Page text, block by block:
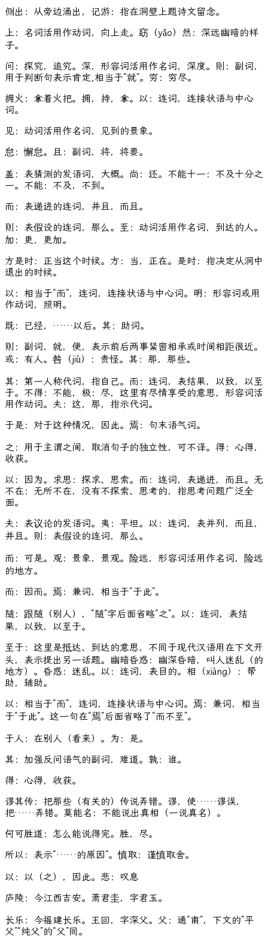
侧出：从旁边涌出，记游：指在洞壁上题诗文留念。
上：名词活用作动词，向上走。窈（yǎo）然：深远幽暗的样
子。
问：探究，追究。深，形容词活用作名词，深度。则：副词，
用于判断句表示肯定,相当于“就”。穷：穷尽。
拥火：拿着火把。拥，持，拿。以：连词，连接状语与中心
词。
见：动词活用作名词，见到的景象。
怠：懈怠。且：副词，将，将要。
盖：表猜测的发语词，大概。尚：还。不能十一：不及十分之
一。不能：不及，不到。
而：表递进的连词，并且，而且。
则：表假设的连词，那么。至：动词活用作名词，到达的人。
加：更，更加。
方是时：正当这个时候。方：当，正在。是时：指决定从洞中
退出的时候。
以：相当于“而”，连词，连接状语与中心词。明：形容词或用
作动词，照明。
既：已经，……以后。其：助词。
则：副词，就，便，表示前后两事紧密相承或时间相距很近。
或：有人。咎（jiù）：责怪。其：那，那些。
其：第一人称代词，指自己。而：连词，表结果，以致，以至
于。不得：不能，极：尽，这里有尽情享受的意思，形容词活
用作动词。夫：这，那，指示代词。
于是：对于这种情况，因此。焉：句末语气词。
之：用于主谓之间，取消句子的独立性，可不译。得：心得，
收获。
以：因为。求思：探求、思索。而：连词，表递进，而且。无
不在：无所不在，没有不探索、思考的，指思考问题广泛全
面。
夫：表议论的发语词。夷：平坦。以：连词，表并列，而且，
并且。则：表假设的连词，那么。
而：可是。观：景象，景观。险远，形容词活用作名词，险远
的地方。
而：因而。焉：兼词，相当于“于此”。
随：跟随（别人），“随”字后面省略“之”。以：连词，表结
果，以致，以至于。
至于：这里是抵达、到达的意思，不同于现代汉语用在下文开
头，表示提出另一话题。幽暗昏惑：幽深昏暗，叫人迷乱（的
地方）。昏惑：迷乱。以：连词，表目的。相（xiàng）：帮
助，辅助。
以：相当于“而”，连词，连接状语与中心词。焉：兼词，相当
于“于此”。这一句在“焉”后面省略了“而不至”。
于人：在别人（看来）。为：是。
其：加强反问语气的副词，难道。孰：谁。
得：心得，收获。
谬其传：把那些（有关的）传说弄错。谬，使……谬误，
把……弄错。莫能名：不能说出真相（一说真名）。
何可胜道：怎么能说得完。胜，尽。
所以：表示“……的原因”。慎取：谨慎取舍。
以：以（之），因此。悲：叹息
庐陵：今江西吉安。萧君圭，字君玉。
长乐：今福建长乐。王回，字深父。父：通“甫”，下文的“平
父”“纯父”的“父”同。